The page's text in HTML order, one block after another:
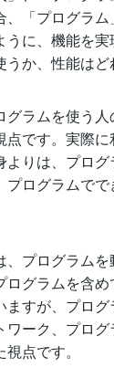
、「プログラ
うに、機能を
か、性能はど
グラムを使う
点です。実際
りは、プログ
プログラムで
、プログラム
ログラムを含
ますが、プロ
ワーク、プロ
点です。